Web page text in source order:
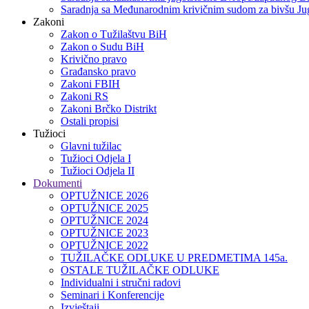
Saradnja sa Međunarodnim krivičnim sudom za bivšu
Zakoni
Zakon o Тužilaštvu BiH
Zakon o Sudu BiH
Krivično pravo
Građansko pravo
Zakoni FBIH
Zakoni RS
Zakoni Brčko Distrikt
Ostali propisi
Tužioci
Glavni tužilac
Tužioci Odjela I
Tužioci Odjela II
Dokumenti
OPTUŽNICE 2026
OPTUŽNICE 2025
OPTUŽNICE 2024
OPTUŽNICE 2023
OPTUŽNICE 2022
TUŽILAČKE ODLUKE U PREDMETIMA 145a.
OSTALE TUŽILAČKE ODLUKE
Individualni i stručni radovi
Seminari i Konferencije